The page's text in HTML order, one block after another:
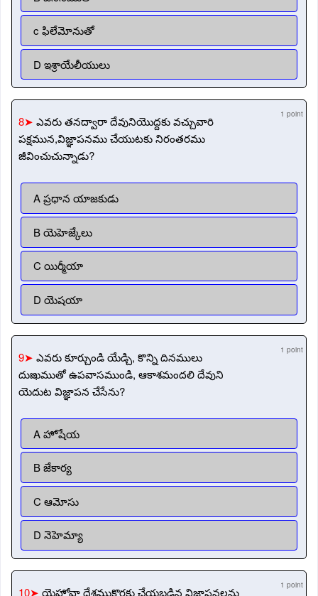
c ఫిలేమోనుతో
D ఇశ్రాయేలీయులు
8➤ ఎవరు తనద్వారా దేవునియొద్దకు వచ్చువారి
పక్షమున,విజ్ఞాపనము చేయుటకు నిరంతరము
జీవించుచున్నాడు?
1 point
A ప్రధాన యాజకుడు
B యెహెజ్కేలు
C యిర్మీయా
D యెషయా
9➤ ఎవరు కూర్చుండి యేడ్చి, కొన్ని దినములు
దుఃఖముతో ఉపవాసముండి, ఆకాశమందలి దేవుని
యెదుట విజ్ఞాపన చేసేను?
1 point
A హోషేయ
B జేకార్య
C ఆమోసు
D నెహెమ్యా
10➤ యెహోవా దేశముకొరకు చేయబడిన విజ్ఞాపనలను
1 point